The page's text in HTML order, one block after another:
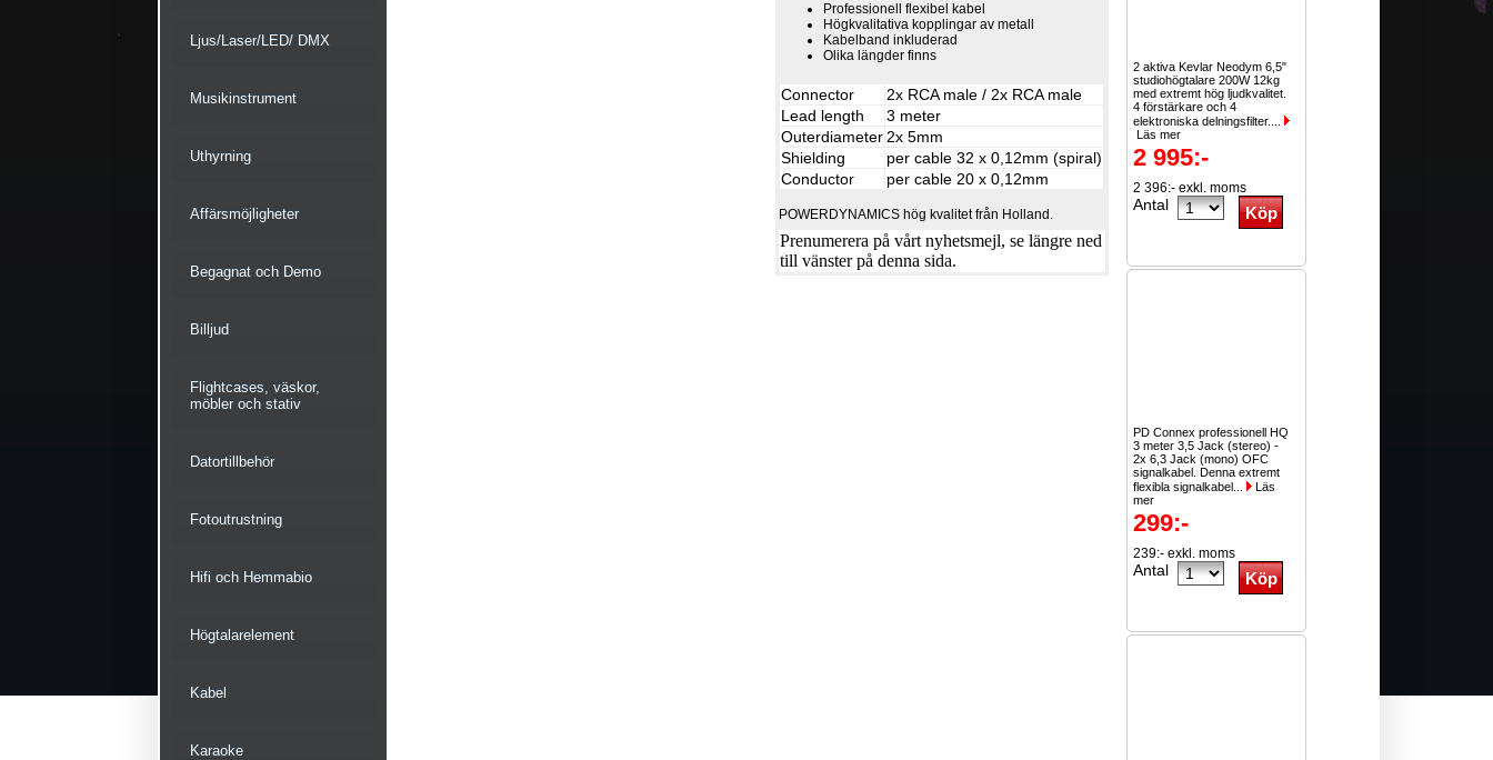
Ljus/Laser/LED/ DMX
Musikinstrument
Uthyrning
Affärsmöjligheter
Begagnat och Demo
Billjud
Flightcases, väskor,
möbler och stativ
Datortillbehör
Fotoutrustning
Hifi och Hemmabio
Högtalarelement
Kabel
Karaoke
Professionell flexibel kabel
Högkvalitativa kopplingar av metall
Kabelband inkluderad
Olika längder finns
Connector
2x RCA male / 2x RCA male
Lead length
3 meter
Outerdiameter 2x 5mm
Shielding
per cable 32 x 0,12mm (spiral)
Conductor
per cable 20 x 0,12mm
POWERDYNAMICS hög kvalitet från Holland.
Prenumerera på vårt nyhetsmejl, se längre ned
till vänster på denna sida.
2 aktiva Kevlar Neodym 6,5"
studiohögtalare 200W 12kg
med extremt hög ljudkvalitet.
4 förstärkare och 4
elektroniska delningsfilter....
Läs mer
2 995:-
2 396:- exkl. moms
Antal
PD Connex professionell HQ
3 meter 3,5 Jack (stereo) -
2x 6,3 Jack (mono) OFC
signalkabel. Denna extremt
flexibla signalkabel...
Läs
mer
299:-
239:- exkl. moms
Antal